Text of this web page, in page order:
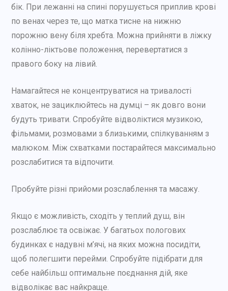
бік. При лежанні на спині порушується приплив крові
по венах через те, що матка тисне на нижню
порожню вену біля хребта. Можна прийняти в ліжку
колінно-ліктьове положення, перевертатися з
правого боку на лівий.
Намагайтеся не концентруватися на тривалості
хваток, не зациклюйтесь на думці – як довго вони
будуть тривати. Спробуйте відволіктися музикою,
фільмами, розмовами з близькими, спілкуванням з
малюком. Між схватками постарайтеся максимально
розслабитися та відпочити.
Пробуйте різні прийоми розслаблення та масажу.
Якщо є можливість, сходіть у теплий душ, він
розслаблює та освіжає. У багатьох пологових
будинках є надувні м’ячі, на яких можна посидіти,
щоб полегшити перейми. Спробуйте підібрати для
себе найбільш оптимальне поєднання дій, яке
відволікає вас найкраще.